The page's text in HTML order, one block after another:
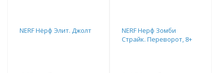
NERF Нёрф Элит. Джолт
NERF Нерф Зомби
Страйк. Переворот, 8+